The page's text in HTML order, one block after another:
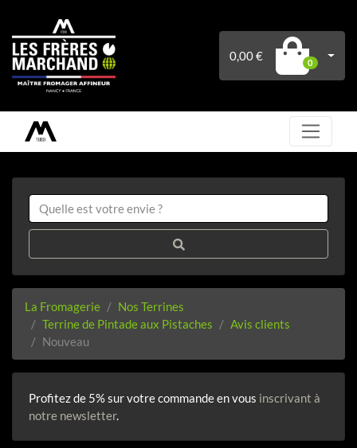
0,00 € 0
La Fromagerie
Nos Terrines
Terrine de Pintade aux Pistaches
Avis clients
Nouveau
Profitez de 5% sur votre commande en vous inscrivant à
notre newsletter.